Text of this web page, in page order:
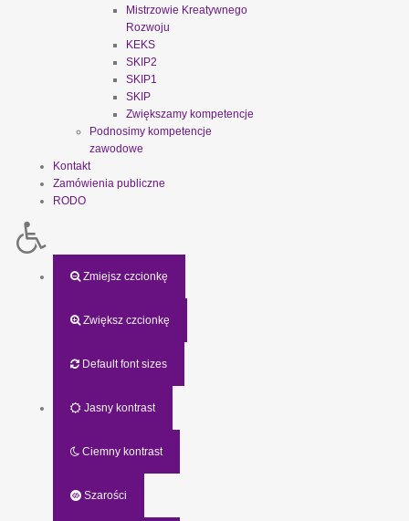
Mistrzowie Kreatywnego
Rozwoju
KEKS
SKIP2
SKIP1
SKIP
Zwiększamy kompetencje
Podnosimy kompetencje
zawodowe
Kontakt
Zamówienia publiczne
RODO
Zmiejsz czcionkę
Zwiększ czcionkę
Default font sizes
Jasny kontrast
Ciemny kontrast
Szarości